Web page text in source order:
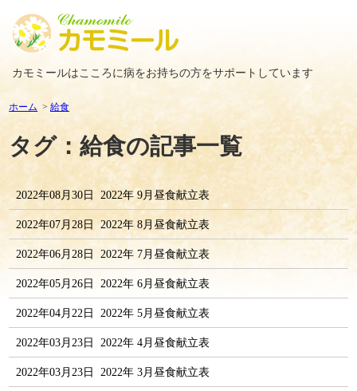
カモミールはこころに病をお持ちの方をサポートしています
ホーム 給食
タグ：給食の記事一覧
2022年08月30日 2022年 9月昼食献立表
2022年07月28日 2022年 8月昼食献立表
2022年06月28日 2022年 7月昼食献立表
2022年05月26日 2022年 6月昼食献立表
2022年04月22日 2022年 5月昼食献立表
2022年03月23日 2022年 4月昼食献立表
2022年03月23日 2022年 3月昼食献立表